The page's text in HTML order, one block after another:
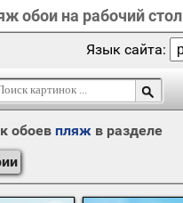
обои на рабочий стол
Язык сайта:
обоев пляж в разделе